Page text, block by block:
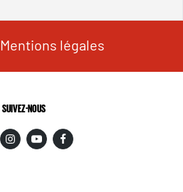
Mentions légales
SUIVEZ-NOUS